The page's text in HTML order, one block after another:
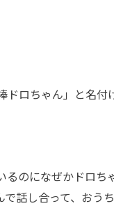
ドロちゃん」と名付
るのになぜかドロち
話し合って、おう